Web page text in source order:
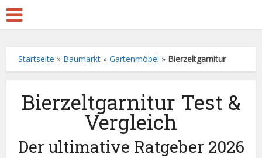
Startseite » Baumarkt »Gartenmöbel » Bierzeltgarnitur
Bierzeltgarnitur Test &
Vergleich
Der ultimative Ratgeber 2026